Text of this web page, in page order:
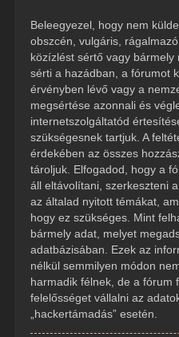
Beleegyezel, hogy nem
obszcén, vulgáris,
közízlést sértő vagy
sérti a hazádban, a fórumot
érvényben lévő vagy a
megsértése azonnali és
internetszolgáltatód
szükségesnek tartjuk. A
érdekében az összes
tároljuk. Elfogadod, hogy a
áll eltávolítani, szerkeszteni
az általad nyitott témákat,
hogy ez szükséges. Mint
bármely adat, melyet
adatbázisában. Ezek az
nélkül semmilyen módon
harmadik félnek, de a fórum
felelősséget vállalni az
„hackertámadás” esetén.